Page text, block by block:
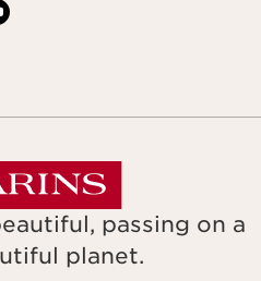
passing on a
planet.